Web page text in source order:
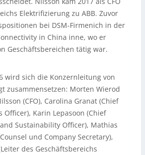
Elektrifizierung zu ABB. Zuvor
bei DSM-Firmenich in der
in China inne, wo er
Geschäftsbereichen tätig war.
wird sich die Konzernleitung von
zusammensetzen: Morten Wierod
(CFO), Carolina Granat (Chief
Officer), Karin Lepasoon (Chief
Sustainability Officer), Mathias
und Company Secretary),
des Geschäftsbereichs